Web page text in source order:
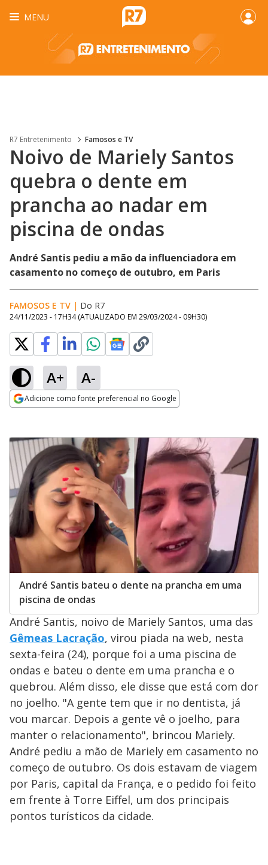
MENU
R7 Entretenimento Famosos e TV
Noivo de Mariely Santos
quebra o dente em
prancha ao nadar em
piscina de ondas
André Santis pediu a mão da influenciadora em
casamento no começo de outubro, em Paris
FAMOSOS E TV | Do R7
24/11/2023 - 17H34 (ATUALIZADO EM 29/03/2024 - 09H30)
A+ A-
Adicione como fonte preferencial no Google
André Santis bateu o dente na prancha em uma
piscina de ondas
André Santis, noivo de Mariely Santos, uma das
Gêmeas Lacração, virou piada na web, nesta
sexta-feira (24), porque foi a uma piscina de
ondas e bateu o dente em uma prancha e o
quebrou. Além disso, ele disse que está com dor
no joelho. "A gente tem que ir no dentista, já
vou marcar. Depois a gente vê o joelho, para
manter o relacionamento", brincou Mariely.
André pediu a mão de Mariely em casamento no
começo de outubro. Os dois estavam de viagem
por Paris, capital da França, e o pedido foi feito
em frente à Torre Eiffel, um dos principais
pontos turísticos da cidade.